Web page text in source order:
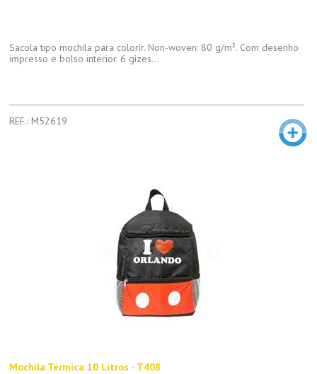
Sacola tipo mochila para colorir. Non-woven: 80 g/m². Com desenho
impresso e bolso interior. 6 gizes...
REF.: M52619
Mochila Térmica 10 Litros - T408